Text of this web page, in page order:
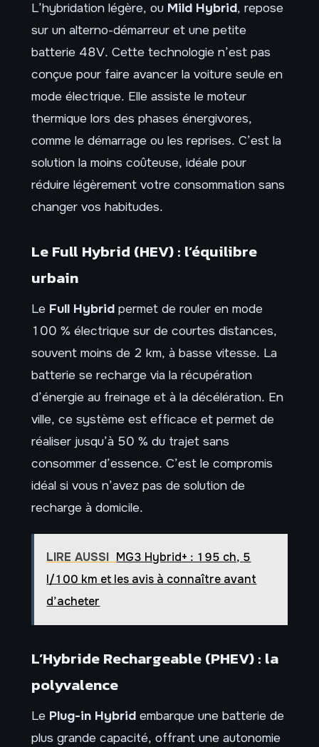
L’hybridation légère, ou Mild Hybrid, repose
sur un alterno-démarreur et une petite
batterie 48V. Cette technologie n’est pas
conçue pour faire avancer la voiture seule en
mode électrique. Elle assiste le moteur
thermique lors des phases énergivores,
comme le démarrage ou les reprises. C’est la
solution la moins coûteuse, idéale pour
réduire légèrement votre consommation sans
changer vos habitudes.
Le Full Hybrid (HEV) : l’équilibre
urbain
Le Full Hybrid permet de rouler en mode
100 % électrique sur de courtes distances,
souvent moins de 2 km, à basse vitesse. La
batterie se recharge via la récupération
d’énergie au freinage et à la décélération. En
ville, ce système est efficace et permet de
réaliser jusqu’à 50 % du trajet sans
consommer d’essence. C’est le compromis
idéal si vous n’avez pas de solution de
recharge à domicile.
LIRE AUSSI MG3 Hybrid+ : 195 ch, 5
l/100 km et les avis à connaître avant
d’acheter
L’Hybride Rechargeable (PHEV) : la
polyvalence
Le Plug-in Hybrid embarque une batterie de
plus grande capacité, offrant une autonomie